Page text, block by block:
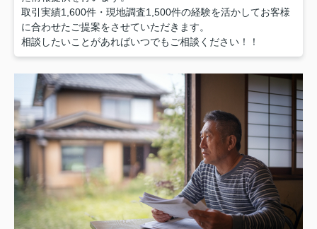
取引実績1,600件・現地調査1,500件の経験を活かしてお客様
に合わせたご提案をさせていただきます。
相談したいことがあればいつでもご相談ください！！